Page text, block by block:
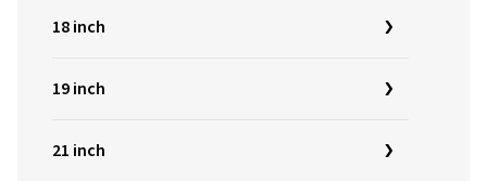
18 inch
19 inch
21 inch